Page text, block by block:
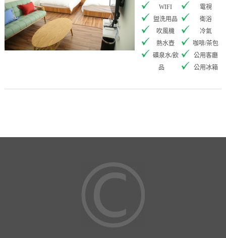
WIFI
電視
盥洗用品
衛浴
吹風機
冷氣
熱水壺
咖啡/茶包
礦泉水/飲
品
公用客廳
公用冰箱